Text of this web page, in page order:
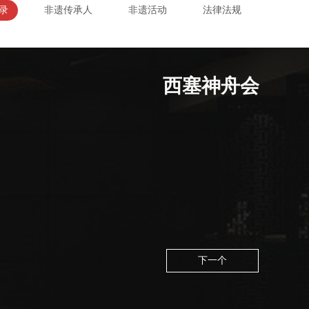
非遗传承人 非遗活动 法律法规
西塞神舟会
下一个